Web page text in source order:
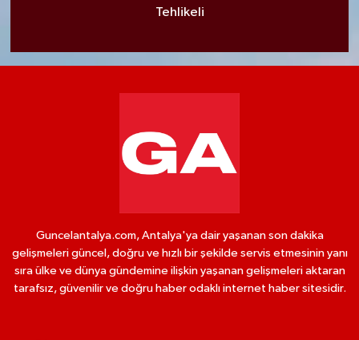
Tehlikeli
Guncelantalya.com, Antalya'ya dair yaşanan son dakika
gelişmeleri güncel, doğru ve hızlı bir şekilde servis etmesinin yanı
sıra ülke ve dünya gündemine ilişkin yaşanan gelişmeleri aktaran
tarafsız, güvenilir ve doğru haber odaklı internet haber sitesidir.